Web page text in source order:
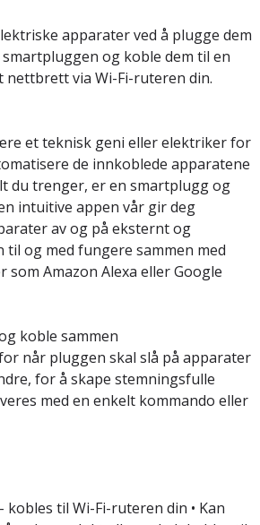
apparater ved å plugge dem
og koble dem til en
via Wi-Fi-ruteren din.
et teknisk geni eller elektriker for
de innkoblede apparatene
du trenger, er en smartplugg og
intuitive appen vår gir deg
av og på eksternt og
til og med fungere sammen med
som Amazon Alexa eller Google
koble sammen
når pluggen skal slå på apparater
for å skape stemningsfulle
med en enkelt kommando eller
kobles til Wi-Fi-ruteren din • Kan